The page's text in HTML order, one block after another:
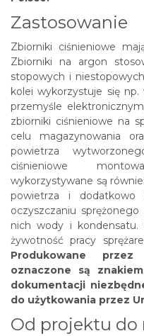
Zastosowanie
Zbiorniki ciśnieniowe
Zbiorniki na argon
stopowych i
kolei wykorzystuje się
przemyśle
zbiorniki ciśnieniowe na
celu magazynowania
powietrza
ciśnieniowe
wykorzystywane są
powietrza i dodatkowo
oczyszczaniu
nich wody i kondensatu.
żywotność pracy
Produkowane
oznaczone są
dokumentacji
do użytkowania przez
Od projektu do